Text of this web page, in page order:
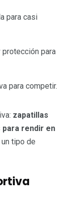
para casi
para
para competir.
zapatillas
para rendir en
tipo de